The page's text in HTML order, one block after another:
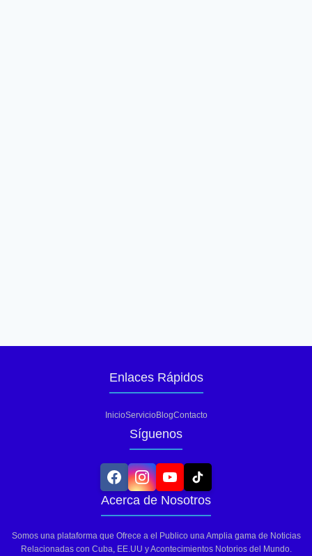
Enlaces Rápidos
InicioServicioBlogContacto
Síguenos
Acerca de Nosotros
Somos una plataforma que Ofrece a el Publico una Amplia gama de Noticias
Relacionadas con Cuba, EE.UU y Acontecimientos Notorios del Mundo.